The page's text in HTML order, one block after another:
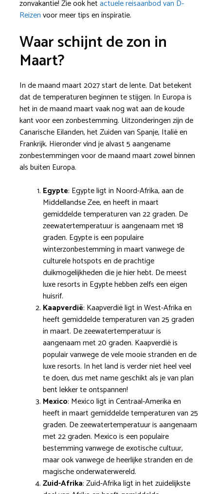
zonvakantie! Zie ook hetactuele reisaanbod van D-
Reizenvoor meer tips en inspiratie.
Waar schijnt de zon in
Maart?
In de maand maart 2027 start de lente. Dat betekent
dat de temperaturen beginnen te stijgen. In Europa is
het in de maand maart vaak nog wat aan de koude
kant voor een zonbestemming. Uitzonderingen zijn de
Canarische Eilanden, het Zuiden van Spanje, Italië en
Frankrijk. Hieronder vind je alvast 5 aangename
zonbestemmingen voor de maand maart zowel binnen
als buiten Europa.
Egypte: Egypte ligt in Noord-Afrika, aan de
Middellandse Zee, en heeft in maart
gemiddelde temperaturen van 22 graden. De
zeewatertemperatuur is aangenaam met 18
graden. Egypte is een populaire
winterzonbestemming in maart vanwege de
culturele hotspots en de prachtige
duikmogelijkheden die je hier hebt. De meest
luxe resorts in Egypte hebben zelfs een eigen
huisrif.
Kaapverdië: Kaapverdië ligt in West-Afrika en
heeft gemiddelde temperaturen van 25 graden
in maart. De zeewatertemperatuur is
aangenaam met 20 graden. Kaapverdië is
populair vanwege de vele mooie stranden en de
luxe resorts. In het land is verder niet heel veel
te doen, dus met name geschikt als je van plan
bent lekker te ontspannen!
Mexico: Mexico ligt in Centraal-Amerika en
heeft in maart gemiddelde temperaturen van 25
graden. De zeewatertemperatuur is aangenaam
met 22 graden. Mexico is een populaire
bestemming vanwege de exotische cultuur,
maar ook vanwege de heerlijke stranden en de
magische onderwaterwereld.
Zuid-Afrika: Zuid-Afrika ligt in het zuidelijkste